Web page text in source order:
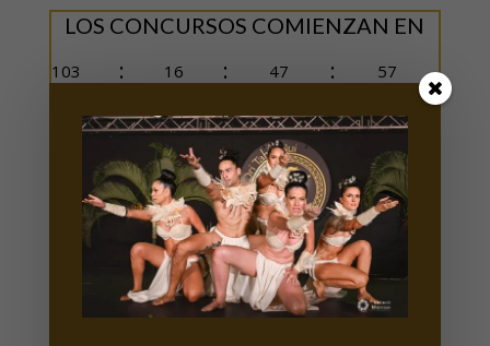
LOS CONCURSOS COMIENZAN EN
103 : 16 : 47 : 56
EL CARTEL

NORMAS DEL CONCURSO